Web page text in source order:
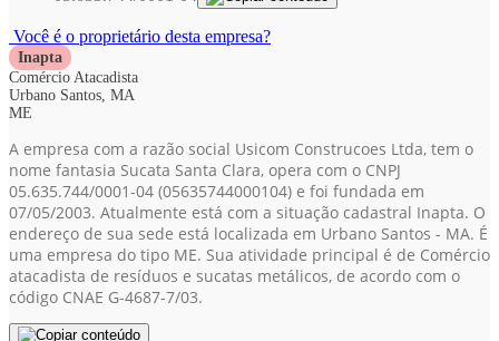
Você é o proprietário desta empresa?
Inapta
Comércio Atacadista
Urbano Santos, MA
ME
A empresa com a razão social Usicom Construcoes Ltda, tem o
nome fantasia Sucata Santa Clara, opera com o CNPJ
05.635.744/0001-04 (05635744000104) e foi fundada em
07/05/2003. Atualmente está com a situação cadastral Inapta. O
endereço de sua sede está localizada em Urbano Santos - MA. É
uma empresa do tipo ME. Sua atividade principal é de Comércio
atacadista de resíduos e sucatas metálicos, de acordo com o
código CNAE G-4687-7/03.